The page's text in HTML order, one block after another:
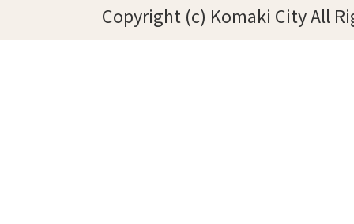
Copyright (c) Komaki City All